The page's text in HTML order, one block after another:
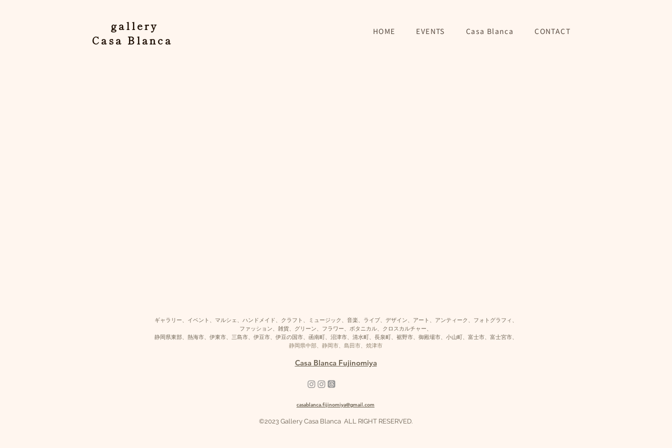
gallery
Casa Blanca
HOME EVENTS Casa Blanca CONTACT
ギャラリー、イベント、マルシェ、ハンドメイド、クラフト、ミュージック、音楽、ライブ、デザイン、アート、アンティーク、フォトグラフィ、
ファッション、雑貨、グリーン、フラワー、ボタニカル、クロスカルチャー、
静岡県東部、熱海市、伊東市、三島市、伊豆市、伊豆の国市、函南町、沼津市、清水町、長泉町、裾野市、御殿場市、小山町、富士市、富士宮市、
​静岡県中部、静岡市、島田市、焼津市
Casa Blanca Fujinomiya
casablanca.fijinomiya@gmail.com
©2023 Gallery Casa Blanca ALL RIGHT RESERVED.